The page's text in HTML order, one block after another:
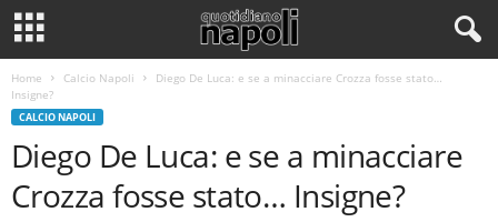
Home Calcio Napoli
Diego De Luca: e se a minacciare Crozza fosse stato…
Insigne?
CALCIO NAPOLI
Diego De Luca: e se a minacciare
Crozza fosse stato… Insigne?